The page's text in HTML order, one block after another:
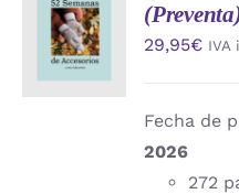
AL
CARRITO
/
DETALLES
29,95€ IVA
Fecha de
2026
272